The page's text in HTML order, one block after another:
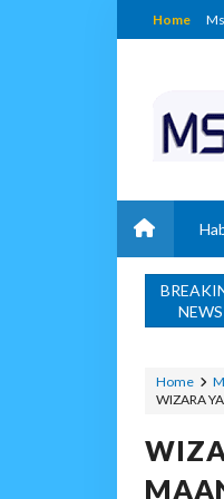
Home
NEWS
Home
WIZARA